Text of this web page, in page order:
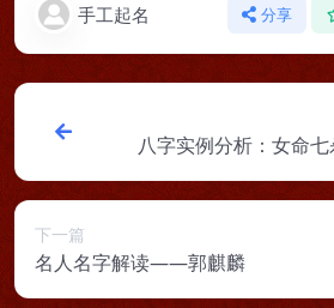
手工起名 分享
八字实例分析：女命
下一篇
名人名字解读——郭麒麟